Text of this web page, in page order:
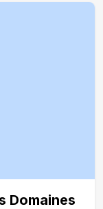
Domaines